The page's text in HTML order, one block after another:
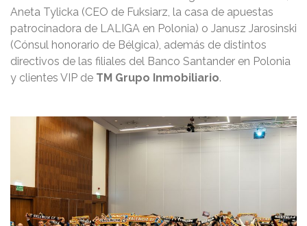
Aneta Tylicka (CEO de Fuksiarz, la casa de apuestas
patrocinadora de LALIGA en Polonia) o Janusz Jarosinski
(Cónsul honorario de Bélgica), además de distintos
directivos de las filiales del Banco Santander en Polonia
y clientes VIP de TM Grupo Inmobiliario.